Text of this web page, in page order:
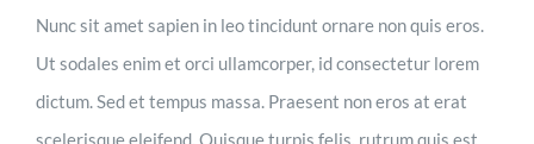
Nunc sit amet sapien in leo tincidunt ornare non quis eros.
Ut sodales enim et orci ullamcorper, id consectetur lorem
dictum. Sed et tempus massa. Praesent non eros at erat
scelerisque eleifend. Quisque turpis felis, rutrum quis est